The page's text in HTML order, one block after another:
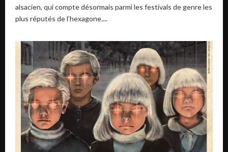
alsacien, qui compte désormais parmi les festivals de genre les
plus réputés de l’hexagone....